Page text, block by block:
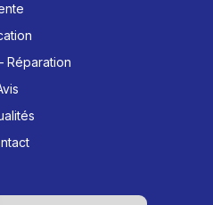
Réparation